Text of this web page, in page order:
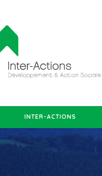
INTER-ACTIONS